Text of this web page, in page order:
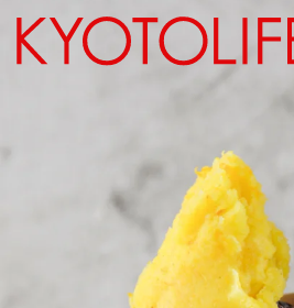
地図から探す
カテゴリーから探す